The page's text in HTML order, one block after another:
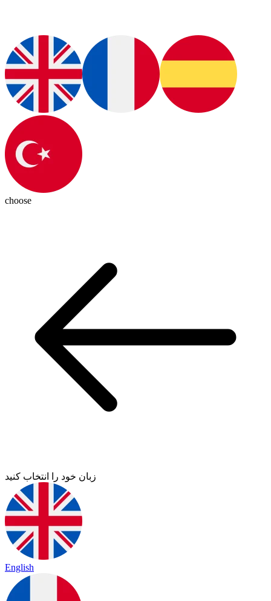
choose
زبان خود را انتخاب کنید
English